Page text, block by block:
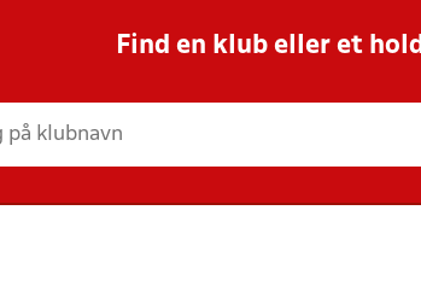
Find en klub eller et hold